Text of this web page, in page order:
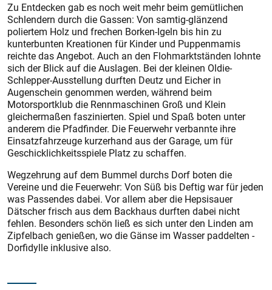
Zu Entdecken gab es noch weit mehr beim gemütlichen
Schlendern durch die Gassen: Von samtig-glänzend
poliertem Holz und frechen Borken-Igeln bis hin zu
kunterbunten Kreationen für Kinder und Puppenmamis
reichte das Angebot. Auch an den Flohmarktständen lohnte
sich der Blick auf die Auslagen. Bei der kleinen Oldie-
Schlepper-Ausstellung durften Deutz und Eicher in
Augenschein genommen werden, während beim
Motorsportklub die Rennmaschinen Groß und Klein
gleichermaßen faszinierten. Spiel und Spaß boten unter
anderem die Pfadfinder. Die Feuerwehr verbannte ihre
Einsatzfahrzeuge kurzerhand aus der Garage, um für
Geschicklichkeitsspiele Platz zu schaffen.
Wegzehrung auf dem Bummel durchs Dorf boten die
Vereine und die Feuerwehr: Von Süß bis Deftig war für jeden
was Passendes dabei. Vor allem aber die Hepsisauer
Dätscher frisch aus dem Backhaus durften dabei nicht
fehlen. Besonders schön ließ es sich unter den Linden am
Zipfelbach genießen, wo die Gänse im Wasser paddelten -
Dorfidylle inklusive also.